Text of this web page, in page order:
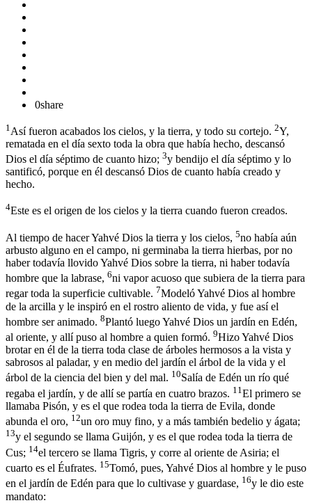
0share
1 Así fueron acabados los cielos, y la tierra, y todo su cortejo. 2Y,
rematada en el día sexto toda la obra que había hecho, descansó
Dios el día séptimo de cuanto hizo; 3y bendijo el día séptimo y lo
santificó, porque en él descansó Dios de cuanto había creado y
hecho.
4Este es el origen de los cielos y la tierra cuando fueron creados.
Al tiempo de hacer Yahvé Dios la tierra y los cielos, 5no había aún
arbusto alguno en el campo, ni germinaba la tierra hierbas, por no
haber todavía llovido Yahvé Dios sobre la tierra, ni haber todavía
hombre que la labrase, 6ni vapor acuoso que subiera de la tierra para
regar toda la superficie cultivable. 7Modeló Yahvé Dios al hombre
de la arcilla y le inspiró en el rostro aliento de vida, y fue así el
hombre ser animado. 8Plantó luego Yahvé Dios un jardín en Edén,
al oriente, y allí puso al hombre a quien formó. 9Hizo Yahvé Dios
brotar en él de la tierra toda clase de árboles hermosos a la vista y
sabrosos al paladar, y en medio del jardín el árbol de la vida y el
árbol de la ciencia del bien y del mal. 10Salía de Edén un río qué
regaba el jardín, y de allí se partía en cuatro brazos. 11 El primero se
llamaba Pisón, y es el que rodea toda la tierra de Evila, donde
abunda el oro, 12un oro muy fino, y a más también bedelio y ágata;
13y el segundo se llama Guijón, y es el que rodea toda la tierra de
Cus; 14el tercero se llama Tigris, y corre al oriente de Asiria; el
cuarto es el Éufrates. 15Tomó, pues, Yahvé Dios al hombre y le puso
en el jardín de Edén para que lo cultivase y guardase, 16y le dio este
mandato: